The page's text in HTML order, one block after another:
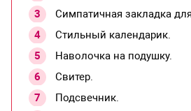
Симпатичная закладка
Стильный календарик.
Наволочка на подушку.
Свитер.
Подсвечник.